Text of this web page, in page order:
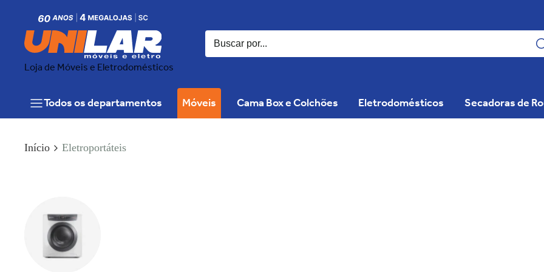
Loja de Móveis e Eletrodomésticos
Todos os departamentos Móveis Cama Box e Colchões Eletrodomésticos Secadoras de
Início Eletroportáteis